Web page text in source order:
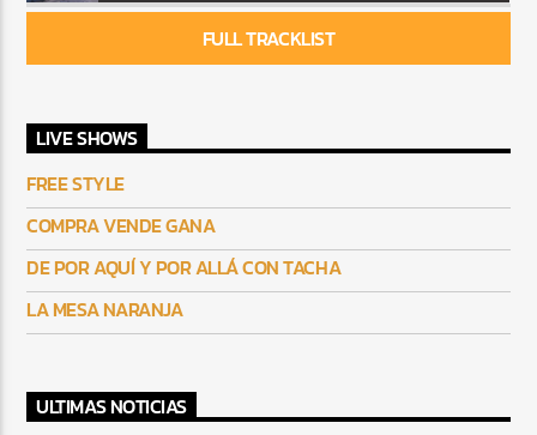
FULL TRACKLIST
LIVE SHOWS
FREE STYLE
COMPRA VENDE GANA
DE POR AQUÍ Y POR ALLÁ CON TACHA
LA MESA NARANJA
ULTIMAS NOTICIAS